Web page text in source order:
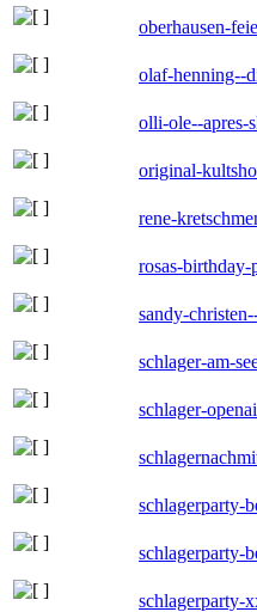
oberhausen-
olaf-henning--
olli-ole--apres-
original-
rene-
rosas-
sandy-
schlager-am-
schlager-
schlagerparty-
schlagerparty-
schlagerparty-